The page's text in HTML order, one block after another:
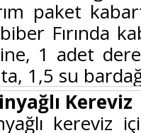
paket
Fırında
1 adet
1,5 su
Kereviz
kereviz